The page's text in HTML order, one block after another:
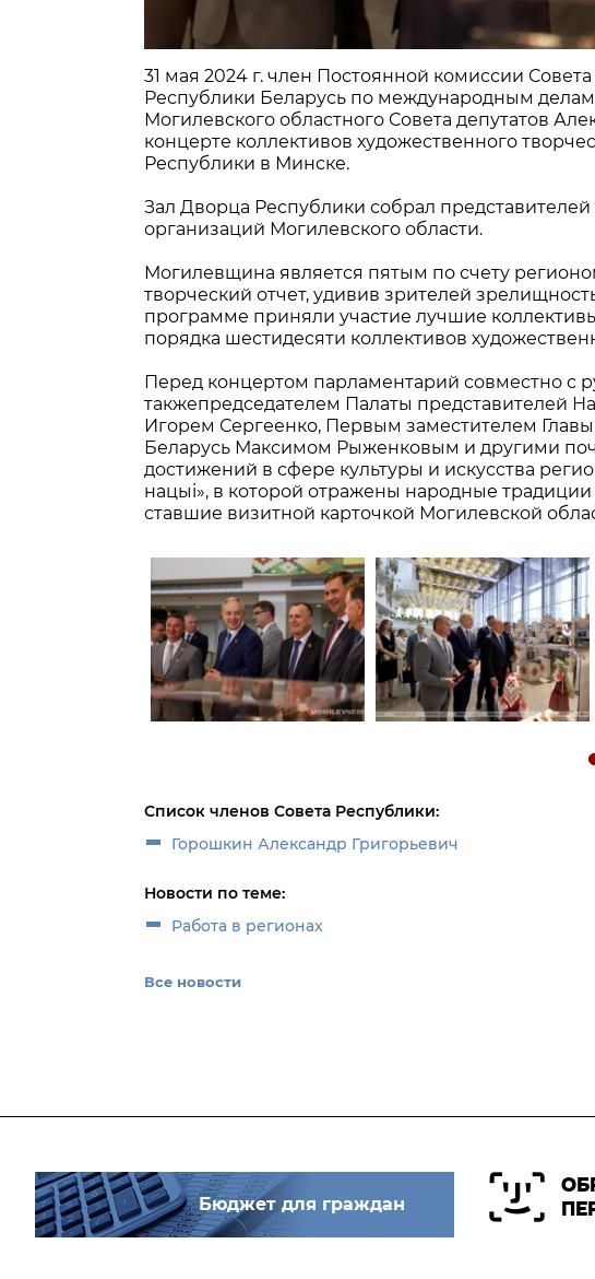
31 мая 2024 г. член Постоянной комиссии
Республики Беларусь по международным
Могилевского областного Совета депутатов
концерте коллективов художественного
Республики в Минске.
Зал Дворца Республики собрал
организаций Могилевского области.
Могилевщина является пятым по счету
творческий отчет, удивив зрителей
программе приняли участие лучшие
порядка шестидесяти коллективов
Перед концертом парламентарий совместно с
такжепредседателем Палаты представителей
Игорем Сергеенко, Первым заместителем
Беларусь Максимом Рыженковым и другими
достижений в сфере культуры и искусства
нацыі», в которой отражены народные
ставшие визитной карточкой Могилевской
Список членов Совета Республики:
Горошкин Александр Григорьевич
Новости по теме:
Работа в регионах
Все новости
Бюджет для граждан